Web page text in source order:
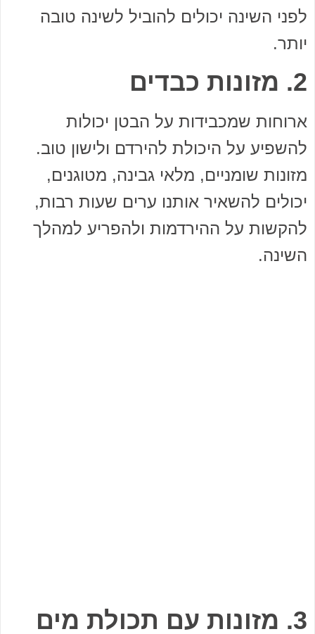
לפני השינה יכולים להוביל לשינה טובה
יותר.
2. מזונות כבדים
ארוחות שמכבידות על הבטן יכולות
להשפיע על היכולת להירדם ולישון טוב.
מזונות שומניים, מלאי גבינה, מטוגנים,
יכולים להשאיר אותנו ערים שעות רבות,
להקשות על ההירדמות ולהפריע למהלך
השינה.
3. מזונות עם תכולת מים